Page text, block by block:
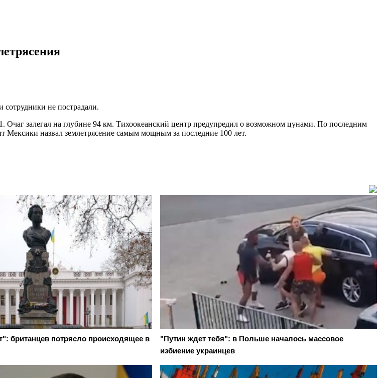
не пострадали.
залегал на глубине 94 км. Тихоокеанский центр предупредил о возможном цунами. По последним
назвал землетрясение самым мощным за последние 100 лет.
британцев потрясло происходящее в
"Путин ждет тебя": в Польше началось массовое
избиение украинцев